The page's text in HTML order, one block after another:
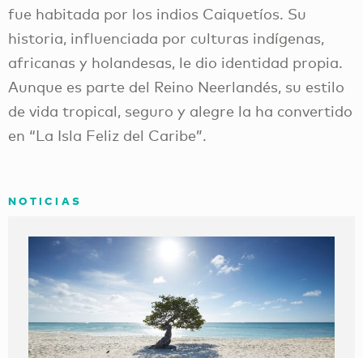
fue habitada por los indios Caiquetíos. Su
historia, influenciada por culturas indígenas,
africanas y holandesas, le dio identidad propia.
Aunque es parte del Reino Neerlandés, su estilo
de vida tropical, seguro y alegre la ha convertido
en “La Isla Feliz del Caribe”.
NOTICIAS